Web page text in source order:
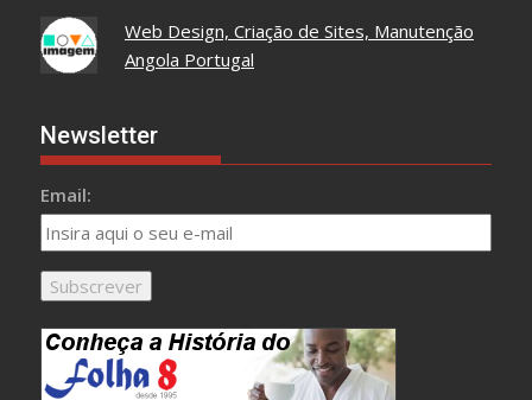
Web Design, Criação de Sites, Manutenção
Angola Portugal
Newsletter
Email: